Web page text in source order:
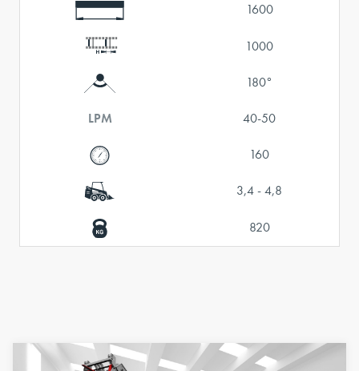
1600
1000
180°
LPM 40-50
160
3,4 - 4,8
820